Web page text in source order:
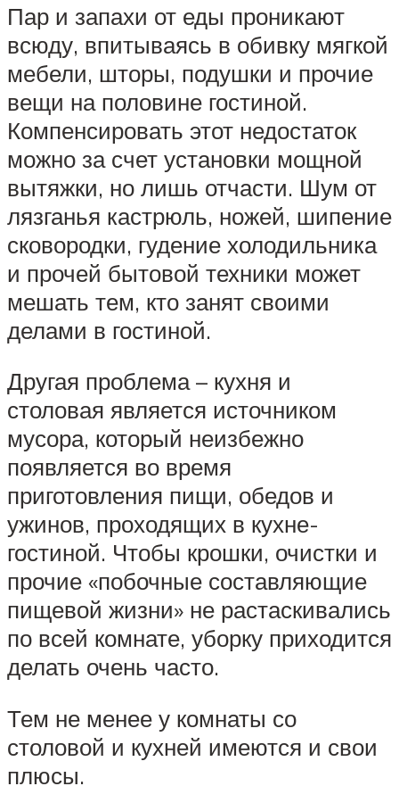
Пар и запахи от еды проникают
всюду, впитываясь в обивку мягкой
мебели, шторы, подушки и прочие
вещи на половине гостиной.
Компенсировать этот недостаток
можно за счет установки мощной
вытяжки, но лишь отчасти. Шум от
лязганья кастрюль, ножей, шипение
сковородки, гудение холодильника
и прочей бытовой техники может
мешать тем, кто занят своими
делами в гостиной.
Другая проблема – кухня и
столовая является источником
мусора, который неизбежно
появляется во время
приготовления пищи, обедов и
ужинов, проходящих в кухне-
гостиной. Чтобы крошки, очистки и
прочие «побочные составляющие
пищевой жизни» не растаскивались
по всей комнате, уборку приходится
делать очень часто.
Тем не менее у комнаты со
столовой и кухней имеются и свои
плюсы.